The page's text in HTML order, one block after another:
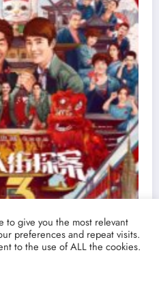
to give you the most relevant
preferences and repeat visits.
to the use of ALL the cookies.